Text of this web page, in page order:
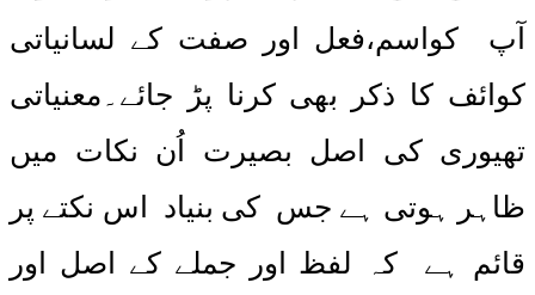
آپ کواسم،فعل اور صفت کے لسانیاتی
کوائف کا ذکر بھی کرنا پڑ جائے۔معنیاتی
تھیوری کی اصل بصیرت اُن نکات میں
ظاہر ہوتی ہے جس کی بنیاد اس نکتے پر
قائم ہے کہ لفظ اور جملے کے اصل اور